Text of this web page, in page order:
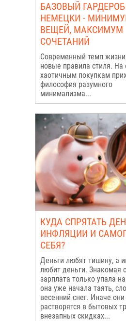
БАЗОВЫЙ
НЕМЕЦКИ -
ВЕЩЕЙ, МАКСИМУМ
СОЧЕТАНИЙ
Современный темп жизни
новые правила стиля. На
хаотичным покупкам
философия разумного
минимализма...
КУДА СПРЯТАТЬ
ИНФЛЯЦИИ И
СЕБЯ?
Деньги любят тишину, а
любит деньги. Знакомая
зарплата только упала
она уже начала таять,
весенний снег. Иначе они
растворятся в бытовых
внезапных скидках...